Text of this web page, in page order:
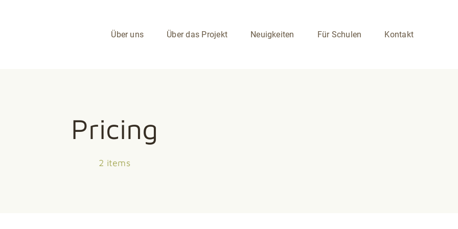
Über uns Über das Projekt Neuigkeiten Für Schulen Kontakt
Pricing
2 items